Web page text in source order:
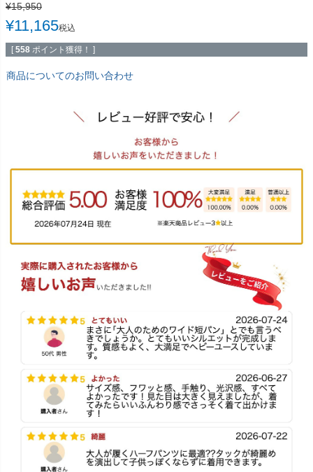
¥15,950
¥11,165税込
[ 558 ポイント獲得！ ]
商品についてのお問い合わせ